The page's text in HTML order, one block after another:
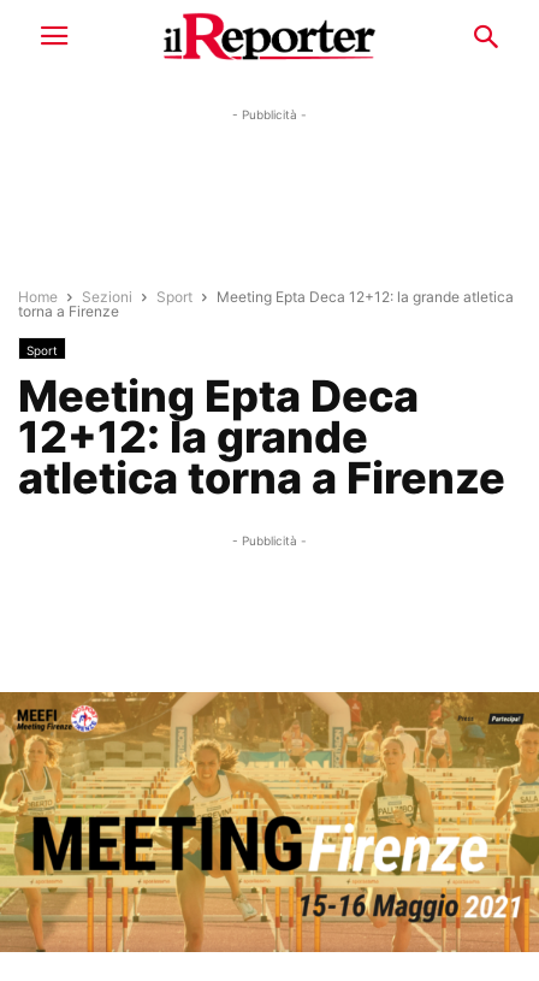
- Pubblicità -
Home Sezioni Sport
Meeting Epta Deca 12+12: la grande atletica
torna a Firenze
Sport
Meeting Epta Deca
12+12: la grande
atletica torna a Firenze
- Pubblicità -